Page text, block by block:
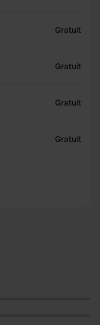
Gratuit
Gratuit
Gratuit
Gratuit